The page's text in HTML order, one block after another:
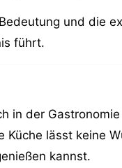
und die
führt.
in der
lässt keine
kannst.